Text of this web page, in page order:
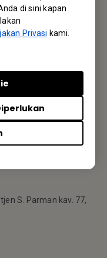
di sini kapan
Privasi kami.
S. Parman kav. 77,